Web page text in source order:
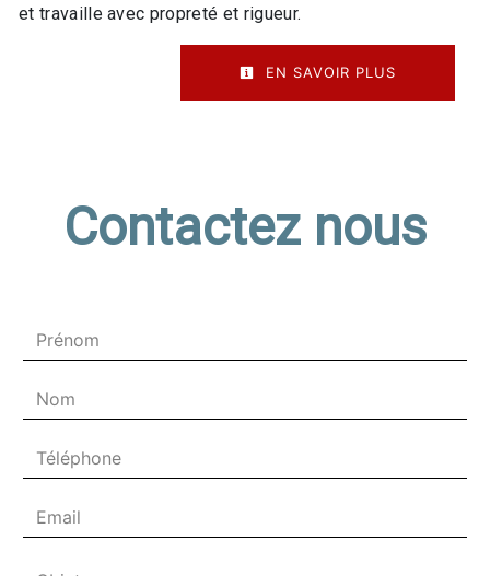
et travaille avec propreté et rigueur.
EN SAVOIR PLUS
Contactez nous